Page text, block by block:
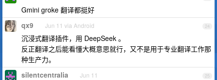
Gmini groke 翻译都挺好
24
qx9 Jun 11 via Android
沉浸式翻译插件，用 DeepSeek 。
反正翻译之后能看懂大概意思就行，又不是用于专业翻译工作那
种生产力。
25
silentcentralia Jun 11